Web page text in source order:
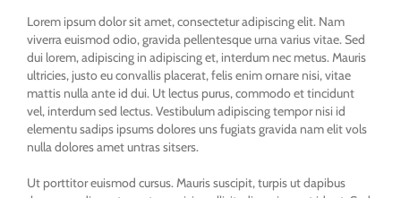
Lorem ipsum dolor sit amet, consectetur adipiscing elit. Nam
viverra euismod odio, gravida pellentesque urna varius vitae. Sed
dui lorem, adipiscing in adipiscing et, interdum nec metus. Mauris
ultricies, justo eu convallis placerat, felis enim ornare nisi, vitae
mattis nulla ante id dui. Ut lectus purus, commodo et tincidunt
vel, interdum sed lectus. Vestibulum adipiscing tempor nisi id
elementu sadips ipsums dolores uns fugiats gravida nam elit vols
nulla dolores amet untras sitsers.
Ut porttitor euismod cursus. Mauris suscipit, turpis ut dapibus